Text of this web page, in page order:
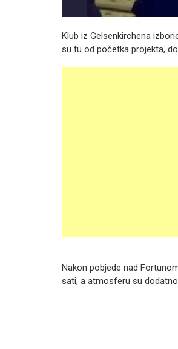
Klub iz Gelsenkirchena
su tu od početka projekta,
Nakon pobjede nad
sati, a atmosferu su dodatno